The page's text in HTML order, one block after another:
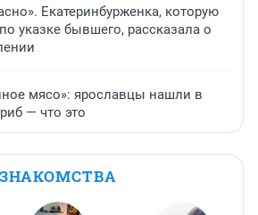
Екатеринбурженка, которую
указке бывшего, рассказала о
мясо»: ярославцы нашли в
— что это
ЗНАКОМСТВА